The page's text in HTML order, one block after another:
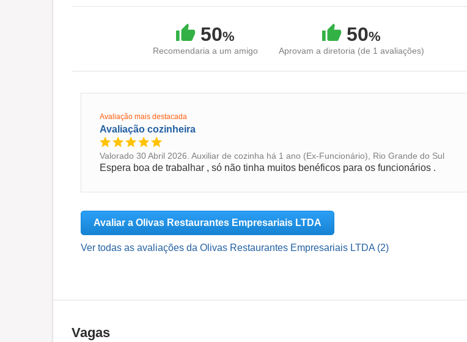
50%
Recomendaria a um amigo
50%
Aprovam a diretoria (de 1 avaliações)
Avaliação mais destacada
Avaliação cozinheira
Valorado 30 Abril 2026. Auxiliar de cozinha há 1 ano (Ex-Funcionário), Rio Grande do Sul
Espera boa de trabalhar , só não tinha muitos benéficos para os funcionários .
Avaliar a Olivas Restaurantes Empresariais LTDA
Ver todas as avaliações da Olivas Restaurantes Empresariais LTDA (2)
Vagas